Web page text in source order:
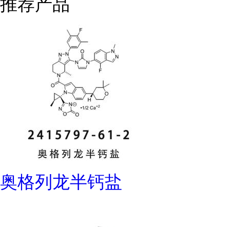
推荐产品
奥格列龙半钙盐